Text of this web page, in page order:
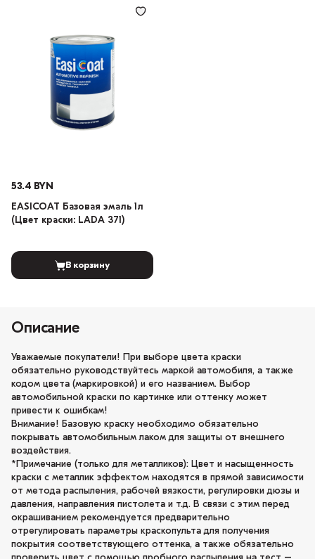
53.4 BYN
EASICOAT Базовая эмаль 1л
(Цвет краски: LADA 371)
В корзину
Описание
Уважаемые покупатели! При выборе цвета краски
обязательно руководствуйтесь маркой автомобиля, а также
кодом цвета (маркировкой) и его названием. Выбор
автомобильной краски по картинке или оттенку может
привести к ошибкам!
Внимание! Базовую краску необходимо обязательно
покрывать автомобильным лаком для защиты от внешнего
воздействия.
*Примечание (только для металликов): Цвет и насыщенность
краски с металлик эффектом находятся в прямой зависимости
от метода распыления, рабочей вязкости, регулировки дюзы и
давления, направления пистолета и т.д. В связи с этим перед
окрашиванием рекомендуется предварительно
отрегулировать параметры краскопульта для получения
покрытия соответствующего оттенка, а также обязательно